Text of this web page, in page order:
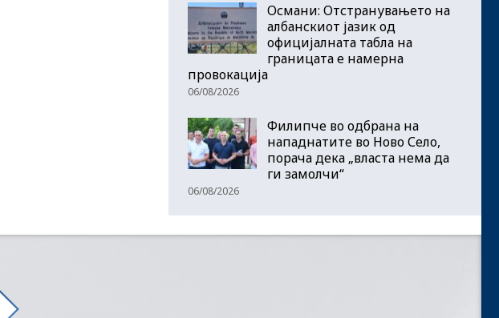
Османи: Отстранувањето на
албанскиот јазик од
официјалната табла на
границата е намерна
провокација
06/08/2026
Филипче во одбрана на
нападнатите во Ново Село,
порача дека „власта нема да
ги замолчи“
06/08/2026